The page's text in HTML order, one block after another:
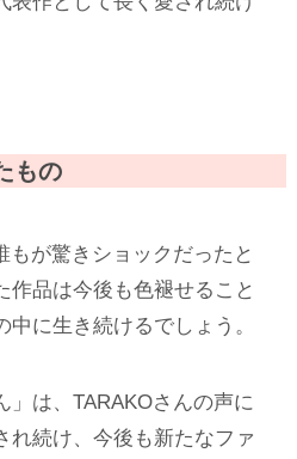
もの
もが驚きショックだったと
作品は今後も色褪せること
に生き続けるでしょう。
」は、TARAKOさんの声に
れ続け、今後も新たなファ